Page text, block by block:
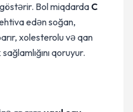
Bol miqdarda C
edən soğan,
xolesterolu və qan
qoruyur.